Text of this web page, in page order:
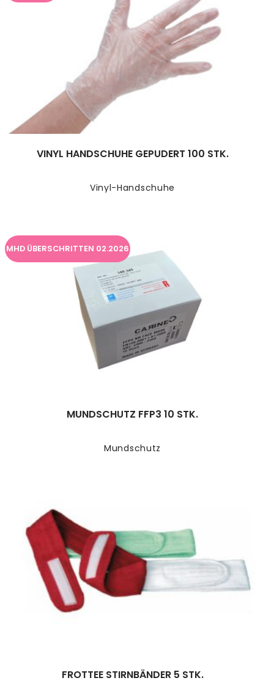
Vinyl-Handschuhe
VINYL HANDSCHUHE GEPUDERT 100 STK.
MHD ÜBERSCHRITTEN 02.2026
Mundschutz
MUNDSCHUTZ FFP3 10 STK.
FROTTEE STIRNBÄNDER 5 STK.